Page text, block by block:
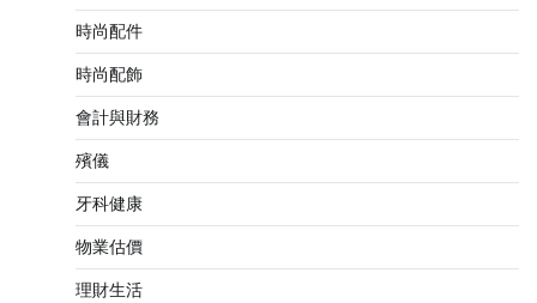
時尚配件
時尚配飾
會計與財務
殯儀
牙科健康
物業估價
理財生活